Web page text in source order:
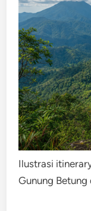
Ilustrasi
Gunung Betung